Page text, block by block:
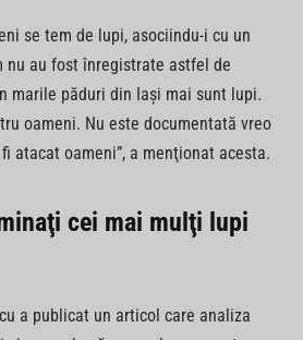
se tem de lupi, asociindu-i cu un
nu au fost înregistrate astfel de
marile păduri din Iaşi mai sunt lupi.
oameni. Nu este documentată vreo
atacat oameni”, a menţionat acesta.
cei mai mulţi lupi
a publicat un articol care analiza